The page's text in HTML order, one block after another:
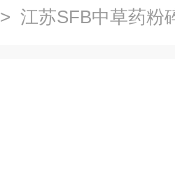
> 江苏SFB中草药粉